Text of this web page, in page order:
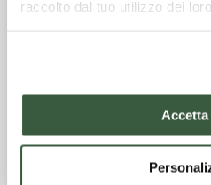
raccolto dal tuo utilizzo dei
Restaurata nei primi anni
tempio pagano dedicato
secolo. Del 1522 è
sede oggi della
mete di interesse:Chiesa
seguace di San